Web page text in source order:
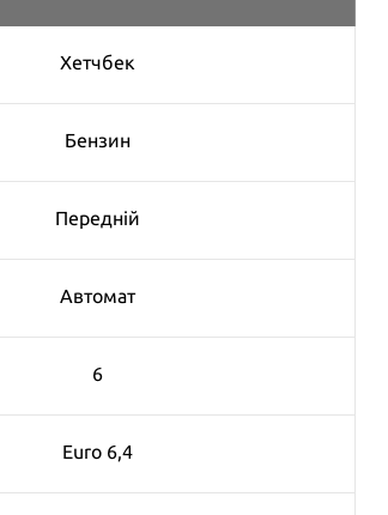
Хетчбек
Бензин
Передній
Автомат
6
Euro 6,4